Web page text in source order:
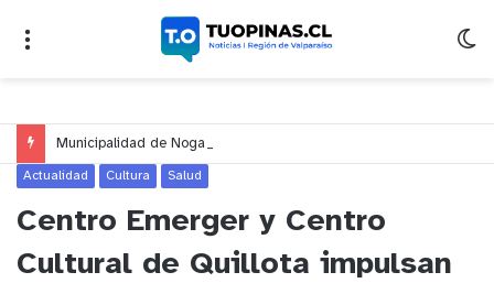
Actualidad Cultura Salud
Centro Emerger y Centro
Cultural de Quillota impulsan